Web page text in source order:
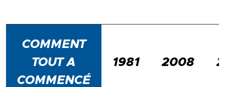
COMMENT
TOUT A
COMMENCÉ
1981 2008